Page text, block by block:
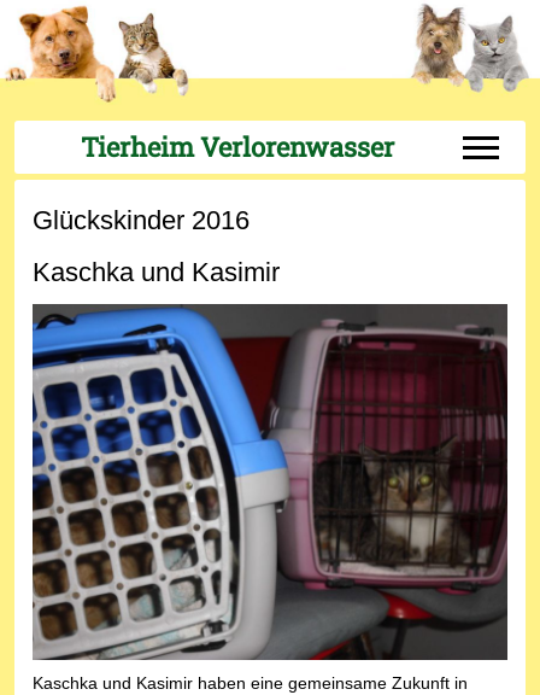
Tierheim Verlorenwasser Off-
Glückskinder 2016
Kaschka und Kasimir
Kaschka und Kasimir haben eine gemeinsame Zukunft in